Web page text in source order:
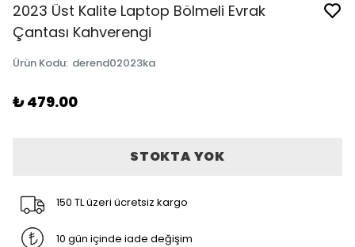
2023 Üst Kalite Laptop Bölmeli Evrak
Çantası Kahverengi
Ürün Kodu: derend02023ka
₺ 479.00
STOKTA YOK
150 TL üzeri ücretsiz kargo
10 gün içinde iade değişim